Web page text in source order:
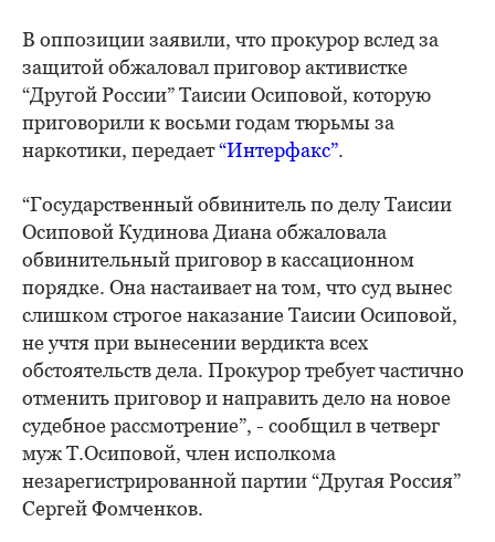
В оппозиции заявили, что прокурор вслед за
защитой обжаловал приговор активистке
“Другой России” Таисии Осиповой, которую
приговорили к восьми годам тюрьмы за
наркотики, передает“Интерфакс”.
“Государственный обвинитель по делу Таисии
Осиповой Кудинова Диана обжаловала
обвинительный приговор в кассационном
порядке. Она настаивает на том, что суд вынес
слишком строгое наказание Таисии Осиповой,
не учтя при вынесении вердикта всех
обстоятельств дела. Прокурор требует частично
отменить приговор и направить дело на новое
судебное рассмотрение”, - сообщил в четверг
муж Т.Осиповой, член исполкома
незарегистрированной партии “Другая Россия”
Сергей Фомченков.